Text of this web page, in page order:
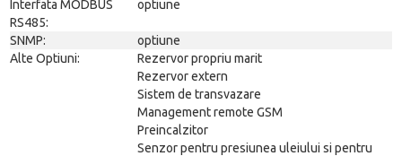
Interfata MODBUS
RS485:
optiune
SNMP:
optiune
Alte Optiuni:
Rezervor propriu marit
Rezervor extern
Sistem de transvazare
Management remote GSM
Preincalzitor
Senzor pentru presiunea uleiului si pentru